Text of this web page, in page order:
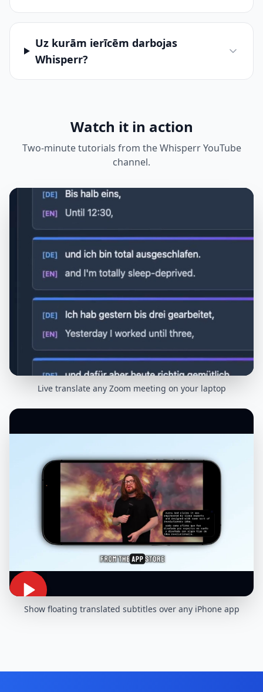
Uz kurām ierīcēm darbojas
Whisperr?
Watch it in action
Two-minute tutorials from the Whisperr YouTube
channel.
Live translate any Zoom meeting on your laptop
Show floating translated subtitles over any iPhone app